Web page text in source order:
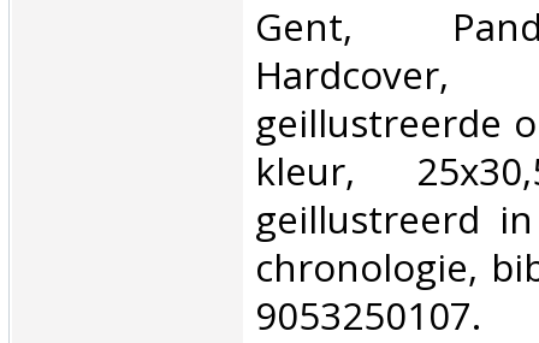
‎Gent,
geillustreerde
kleur,
geillustreerd
chronologie,
9053250107.‎